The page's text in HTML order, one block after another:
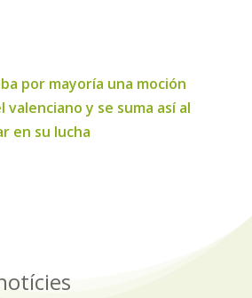
por mayoría una moción
valenciano y se suma así al
en su lucha